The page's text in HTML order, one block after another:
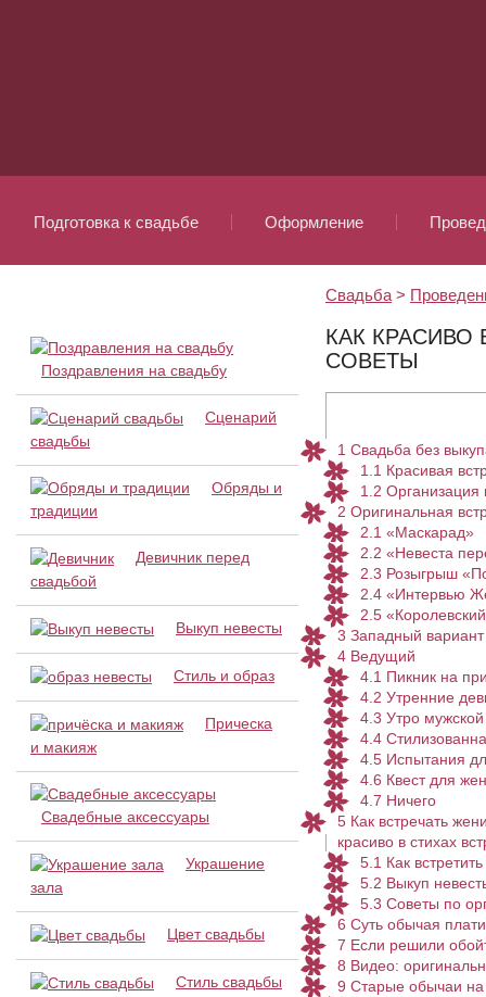
Подготовка к свадьбе Оформление
Свадьба >
КАК
СОВЕТЫ
1 Свадьба без
1.1 Красивая
1.2 Организация
2 Оригинальная
2.1 «Маскарад»
2.2 «Невеста
2.3 Розыгрыш
2.4 «Интервью
2.5
3 Западный вариант
4 Ведущий
4.1 Пикник на
4.2 Утренние
4.3 Утро
4.4
4.5 Испытания
4.6 Квест для
4.7 Ничего
5 Как встречать
красиво в стихах
5.1 Как
5.2 Выкуп
5.3 Советы по
6 Суть обычая
7 Если решили
8 Видео:
9 Старые обычаи
Поздравления на свадьбу
Сценарий
свадьбы
Обряды и
традиции
Девичник перед
свадьбой
Выкуп невесты
Стиль и образ
Прическа
и макияж
Свадебные аксессуары
Украшение
зала
Цвет свадьбы
Стиль свадьбы